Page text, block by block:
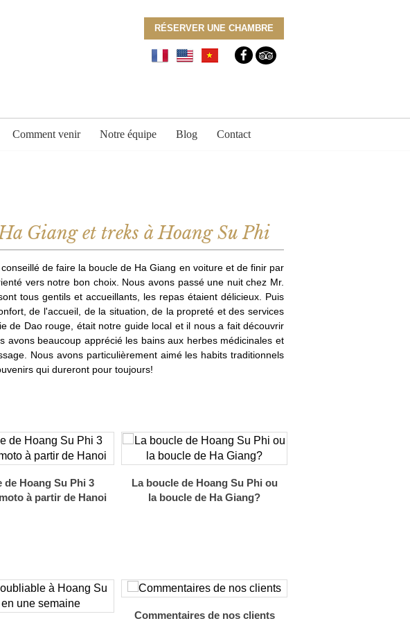
RÉSERVER UNE CHAMBRE
Comment venir Notre équipe Blog Contact
Giang et treks à Hoang Su Phi
de faire la boucle de Ha Giang en voiture et de finir par
vers notre bon choix. Nous avons passé une nuit chez Mr.
tous gentils et accueillants, les repas étaient délicieux. Puis
de l'accueil, de la situation, de la propreté et des services
de Dao rouge, était notre guide local et il nous a fait découvrir
beaucoup apprécié les bains aux herbes médicinales et
Nous avons particulièrement aimé les habits traditionnels
qui dureront pour toujours!
de Hoang Su Phi 3
à partir de Hanoi
La boucle de Hoang Su Phi ou
la boucle de Ha Giang?
Commentaires de nos clients